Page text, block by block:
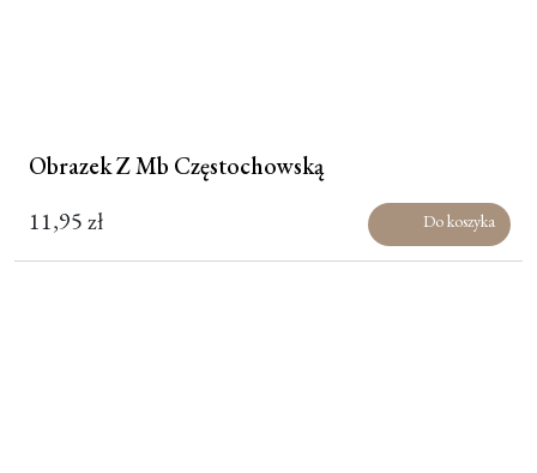
Obrazek Z Mb Częstochowską
11,95zł Do koszyka